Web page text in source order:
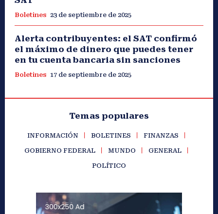
Boletines 23 de septiembre de 2025
Alerta contribuyentes: el SAT confirmó
el máximo de dinero que puedes tener
en tu cuenta bancaria sin sanciones
Boletines 17 de septiembre de 2025
Temas populares
INFORMACIÓN BOLETINES FINANZAS
GOBIERNO FEDERAL MUNDO GENERAL
POLÍTICO